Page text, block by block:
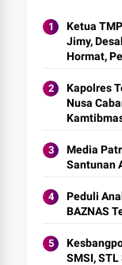
Ketua
Jimy,
Hormat,
Kapolres
Nusa
Media
Santunan
Peduli
BAZNAS
SMSI,